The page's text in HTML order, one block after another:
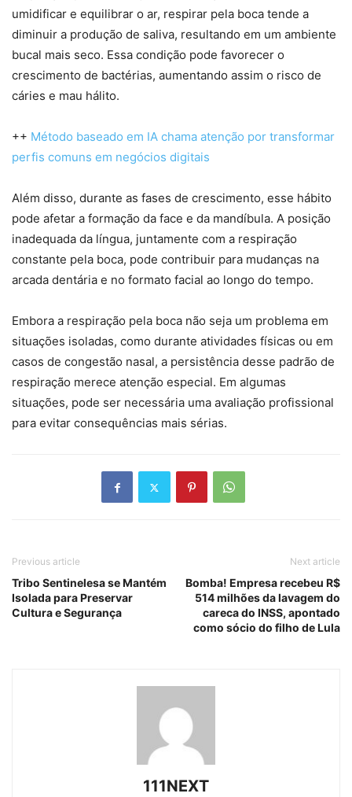
umidificar e equilibrar o ar, respirar pela boca tende a
diminuir a produção de saliva, resultando em um ambiente
bucal mais seco. Essa condição pode favorecer o
crescimento de bactérias, aumentando assim o risco de
cáries e mau hálito.
++ Método baseado em IA chama atenção por transformar
perfis comuns em negócios digitais
Além disso, durante as fases de crescimento, esse hábito
pode afetar a formação da face e da mandíbula. A posição
inadequada da língua, juntamente com a respiração
constante pela boca, pode contribuir para mudanças na
arcada dentária e no formato facial ao longo do tempo.
Embora a respiração pela boca não seja um problema em
situações isoladas, como durante atividades físicas ou em
casos de congestão nasal, a persistência desse padrão de
respiração merece atenção especial. Em algumas
situações, pode ser necessária uma avaliação profissional
para evitar consequências mais sérias.
Previous article
Tribo Sentinelesa se Mantém
Isolada para Preservar
Cultura e Segurança
Next article
Bomba! Empresa recebeu R$
514 milhões da lavagem do
careca do INSS, apontado
como sócio do filho de Lula
111NEXT